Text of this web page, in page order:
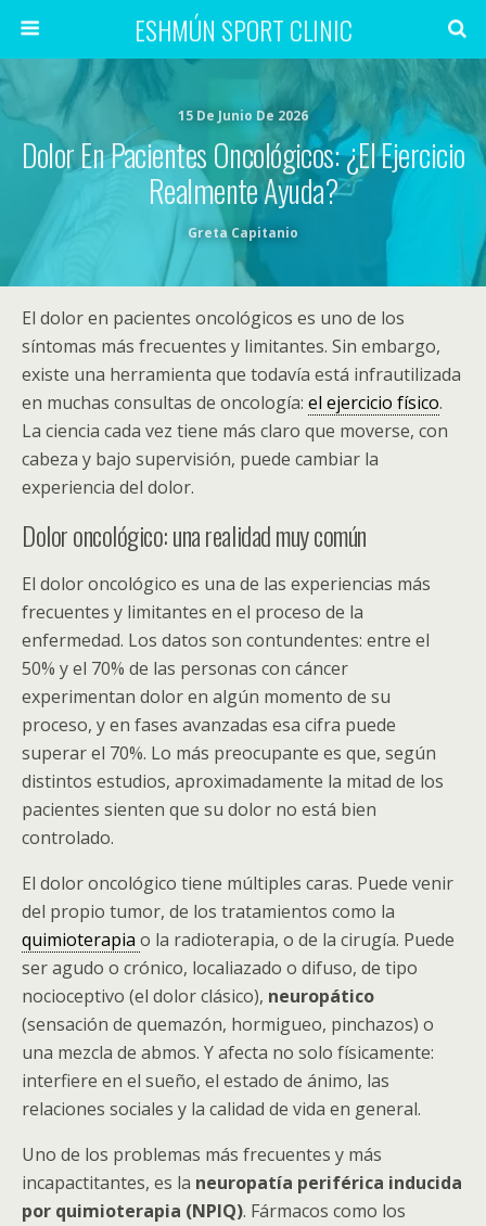
ESHMÚN SPORT CLINIC
15 De Junio De 2026
Dolor En Pacientes Oncológicos: ¿el Ejercicio
Realmente Ayuda?
Greta Capitanio
El dolor en pacientes oncológicos es uno de los
síntomas más frecuentes y limitantes. Sin embargo,
existe una herramienta que todavía está infrautilizada
en muchas consultas de oncología: el ejercicio físico.
La ciencia cada vez tiene más claro que moverse, con
cabeza y bajo supervisión, puede cambiar la
experiencia del dolor.
Dolor oncológico: una realidad muy común
El dolor oncológico es una de las experiencias más
frecuentes y limitantes en el proceso de la
enfermedad. Los datos son contundentes: entre el
50% y el 70% de las personas con cáncer
experimentan dolor en algún momento de su
proceso, y en fases avanzadas esa cifra puede
superar el 70%. Lo más preocupante es que, según
distintos estudios, aproximadamente la mitad de los
pacientes sienten que su dolor no está bien
controlado.
El dolor oncológico tiene múltiples caras. Puede venir
del propio tumor, de los tratamientos como la
quimioterapia o la radioterapia, o de la cirugía. Puede
ser agudo o crónico, localiazado o difuso, de tipo
nocioceptivo (el dolor clásico), neuropático
(sensación de quemazón, hormigueo, pinchazos) o
una mezcla de abmos. Y afecta no solo físicamente:
interfiere en el sueño, el estado de ánimo, las
relaciones sociales y la calidad de vida en general.
Uno de los problemas más frecuentes y más
incapactitantes, es la neuropatía periférica inducida
por quimioterapia (NPIQ). Fármacos como los